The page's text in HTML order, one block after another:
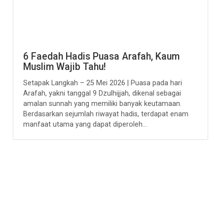
6 Faedah Hadis Puasa Arafah, Kaum
Muslim Wajib Tahu!
Setapak Langkah – 25 Mei 2026 | Puasa pada hari
Arafah, yakni tanggal 9 Dzulhijjah, dikenal sebagai
amalan sunnah yang memiliki banyak keutamaan.
Berdasarkan sejumlah riwayat hadis, terdapat enam
manfaat utama yang dapat diperoleh...